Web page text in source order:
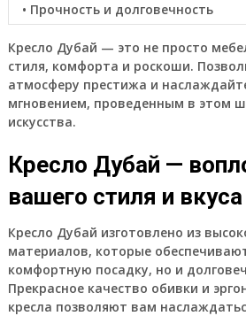
• Прочность и долговечность
Кресло Дубай — это не просто
стиля, комфорта и роскоши.
атмосферу престижа и
мгновением, проведенным в этом
искусства.
Кресло Дубай —
вашего стиля и вкуса
Кресло Дубай изготовлено из
материалов, которые
комфортную посадку, но и
Прекрасное качество обивки и
кресла позволяют вам